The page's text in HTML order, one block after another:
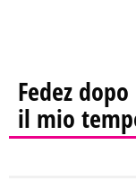
Fedez
il mio